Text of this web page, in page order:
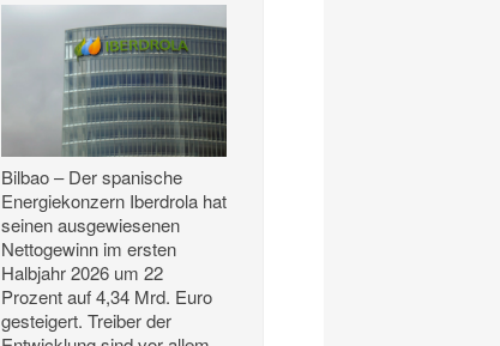
Bilbao – Der spanische
Energiekonzern Iberdrola hat
seinen ausgewiesenen
Nettogewinn im ersten
Halbjahr 2026 um 22
Prozent auf 4,34 Mrd. Euro
gesteigert. Treiber der